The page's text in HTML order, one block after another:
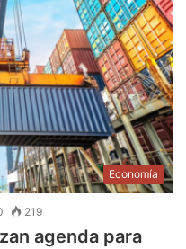
Economía
219
agenda para